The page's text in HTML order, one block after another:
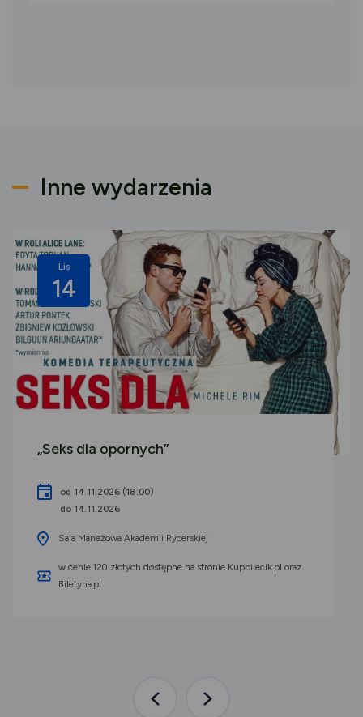
Inne wydarzenia
Lis
14
„Seks dla opornych”
od 14.11.2026 (18:00)
do 14.11.2026
Sala Maneżowa Akademii Rycerskiej
w cenie 120 złotych dostępne na stronie Kupbilecik.pl oraz
Biletyna.pl
PoprzedniaNastępna